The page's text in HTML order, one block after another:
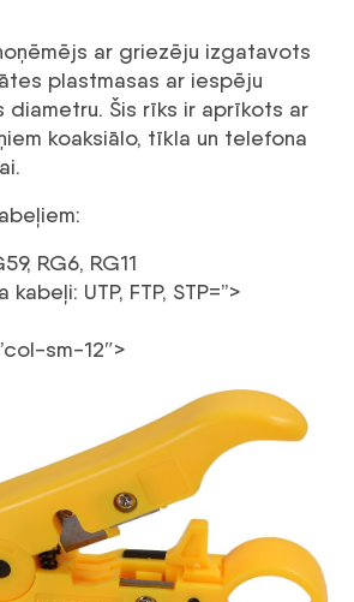
ar griezēju izgatavots
plastmasas ar iespēju
diametru. Šis rīks ir aprīkots ar
koaksiālo, tīkla un telefona
RG6, RG11
UTP, FTP, STP=”>
sm-12″>